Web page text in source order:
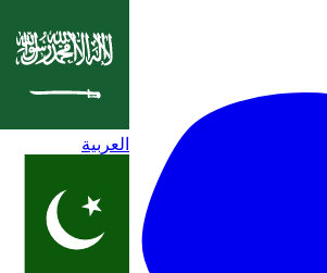
العربية